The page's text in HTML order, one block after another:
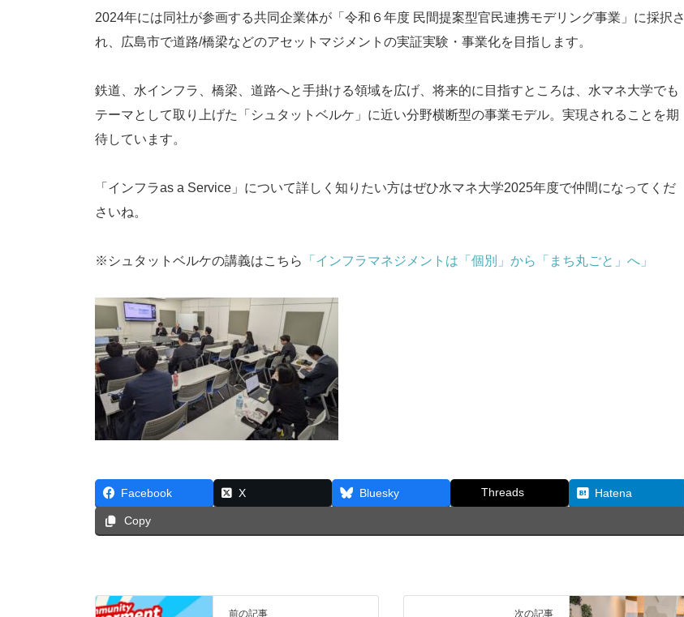
2024年には同社が参画する共同企業体が「令和６年度 民間提案型官民連携モデリング事業」に採択さ
れ、広島市で道路/橋梁などのアセットマジメントの実証実験・事業化を目指します。
鉄道、水インフラ、橋梁、道路へと手掛ける領域を広げ、将来的に目指すところは、水マネ大学でも
テーマとして取り上げた「シュタットベルケ」に近い分野横断型の事業モデル。実現されることを期
待しています。
「インフラas a Service」について詳しく知りたい方はぜひ水マネ大学2025年度で仲間になってくだ
さいね。
※シュタットベルケの講義はこちら 「インフラマネジメントは「個別」から「まち丸ごと」へ」
Facebook X Bluesky Threads Hatena
Copy
前の記事 次の記事